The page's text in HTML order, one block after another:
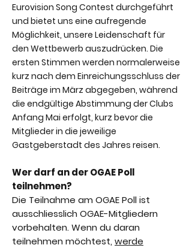
Eurovision Song Contest durchgeführt
und bietet uns eine aufregende
Möglichkeit, unsere Leidenschaft für
den Wettbewerb auszudrücken. Die
ersten Stimmen werden normalerweise
kurz nach dem Einreichungsschluss der
Beiträge im März abgegeben, während
die endgültige Abstimmung der Clubs
Anfang Mai erfolgt, kurz bevor die
Mitglieder in die jeweilige
Gastgeberstadt des Jahres reisen.
Wer darf an der OGAE Poll
teilnehmen?
Die Teilnahme am OGAE Poll ist
ausschliesslich OGAE-Mitgliedern
vorbehalten. Wenn du daran
teilnehmen möchtest, werde